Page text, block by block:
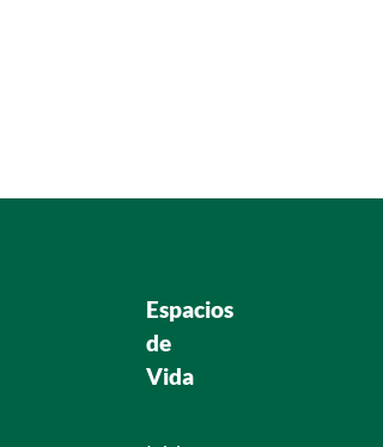
Espacios
de
Vida